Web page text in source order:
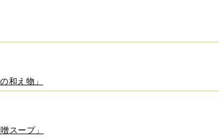
和え物」
スープ」